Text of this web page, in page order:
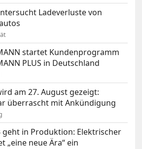
Ladeverluste von
startet Kundenprogramm
PLUS in Deutschland
am 27. August gezeigt:
überrascht mit Ankündigung
geht in Produktion: Elektrischer
„eine neue Ära“ ein